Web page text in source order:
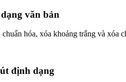
văn bản
hóa, xóa khoảng trắng và xóa
định dạng